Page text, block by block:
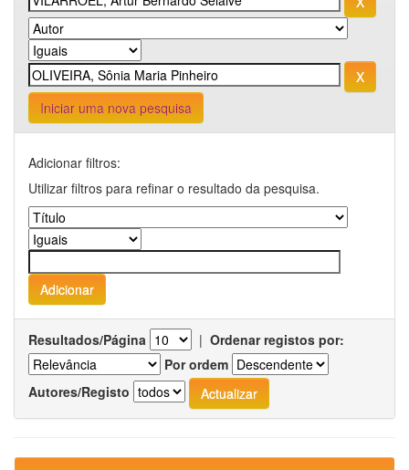
Iniciar uma nova pesquisa
Adicionar filtros:
Utilizar filtros para refinar o resultado da pesquisa.
Resultados/Página | Ordenar registos por:
Por ordem
Autores/Registo